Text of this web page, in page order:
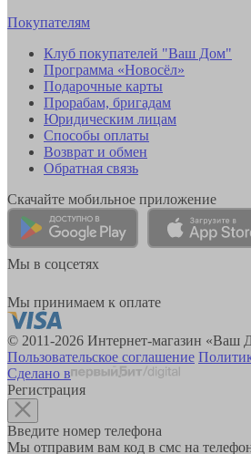
Покупателям
Клуб покупателей "Ваш Дом"
Программа «Новосёл»
Подарочные карты
Прорабам, бригадам
Юридическим лицам
Способы оплаты
Возврат и обмен
Обратная связь
Скачайте мобильное приложение
Мы в соцсетях
Мы принимаем к оплате
© 2011-2026 Интернет-магазин «Ваш
Пользовательское соглашение
Сделано в
Регистрация
Введите номер телефона
Мы отправим вам код в смс на